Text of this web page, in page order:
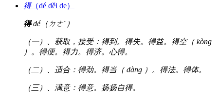
得（dé děi de）
得dé（ㄉㄜˊ）
（一）、获取，接受：得到。得失。得益。得空（ kòng
）。得便。得力。得济。心得。
（二）、适合：得劲。得当（ dàng ）。得法。得体。
（三）、满意：得意。扬扬自得。